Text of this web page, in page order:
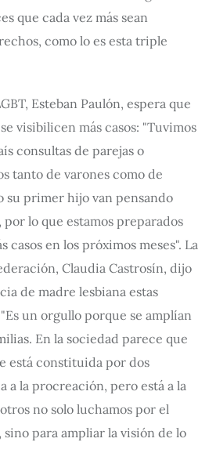
que cada vez más sean
como lo es esta triple
Esteban Paulón, espera que
visibilicen más casos: "Tuvimos
consultas de parejas o
tanto de varones como de
su primer hijo van pensando
lo que estamos preparados
casos en los próximos meses". La
Claudia Castrosín, dijo
de madre lesbiana estas
un orgullo porque se amplían
En la sociedad parece que
está constituida por dos
a la procreación, pero está a la
no solo luchamos por el
para ampliar la visión de lo